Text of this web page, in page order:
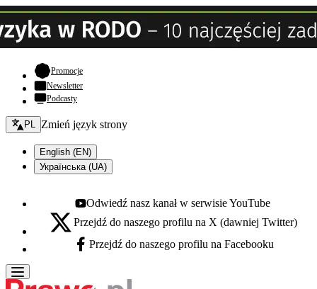
Promocje- otwiera się w nowej karcie
Newsletter
Podcasty
Zmień język - bieżący:
PL Zmień język strony
English (EN)
Українська (UA)
Youtube - otwiera się w nowej karcie
Odwiedź nasz kanał w serwisie YouTube
X - otwiera się w nowej karcie
Przejdź do naszego profilu na X (dawniej Twitter)
Facebook - otwiera się w nowej karcie
Przejdź do naszego profilu na Facebooku